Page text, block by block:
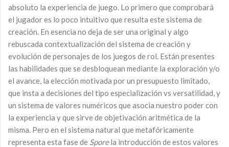
absoluto la experiencia de juego. Lo primero que comprobará
el jugador es lo poco intuitivo que resulta este sistema de
creación. En esencia no deja de ser una original y algo
rebuscada contextualización del sistema de creación y
evolución de personajes de los juegos de rol. Están presentes
las habilidades que se desbloquean mediante la exploración y/o
el avance, la elección motivada por un presupuesto limitado,
que insta a decisiones del tipo especialización vs versatilidad, y
un sistema de valores numéricos que asocia nuestro poder con
la experiencia y que sirve de objetivación aritmética de la
misma. Pero en el sistema natural que metafóricamente
representa esta fase de Sporela introducción de estos valores